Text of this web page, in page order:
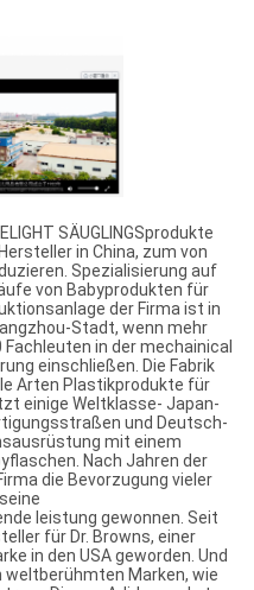
SÄUGLINGSprodukte
in China, zum von
Spezialisierung auf
von Babyprodukten für
der Firma ist in
Stadt, wenn mehr
in der mechainical
einschließen. Die Fabrik
Arten Plastikprodukte für
einige Weltklasse- Japan-
und Deutsch-
mit einem
Nach Jahren der
die Bevorzugung vieler
leistung gewonnen. Seit
für Dr. Browns, einer
in den USA geworden. Und
Marken, wie